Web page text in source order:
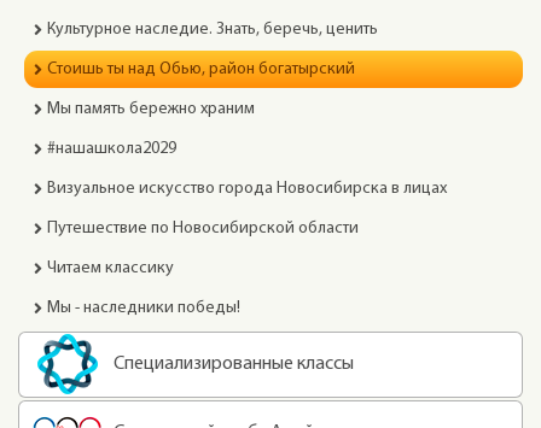
Культурное наследие. Знать, беречь, ценить
Стоишь ты над Обью, район богатырский
Мы память бережно храним
#нашашкола2029
Визуальное искусство города Новосибирска в лицах
Путешествие по Новосибирской области
Читаем классику
Мы - наследники победы!
Специализированные классы